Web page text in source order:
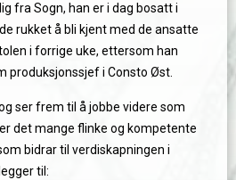
fra Sogn, han er i dag bosatt i
rukket å bli kjent med de ansatte
i forrige uke, ettersom han
produksjonssjef i Consto Øst.
ser frem til å jobbe videre som
det mange flinke og kompetente
bidrar til verdiskapningen i
til: